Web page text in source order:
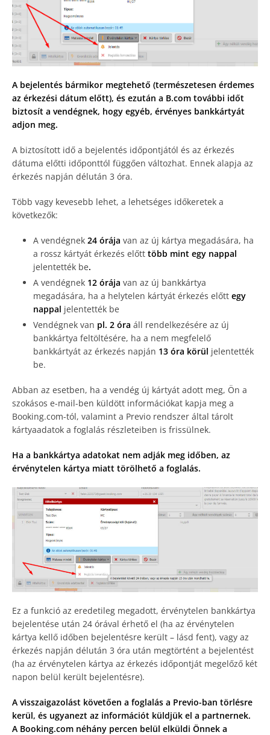
A bejelentés bármikor megtehető (természetesen érdemes
az érkezési dátum előtt), és ezután a B.com további időt
biztosít a vendégnek, hogy egyéb, érvényes bankkártyát
adjon meg.
A biztosított idő a bejelentés időpontjától és az érkezés
dátuma előtti időponttól függően változhat. Ennek alapja az
érkezés napján délután 3 óra.
Több vagy kevesebb lehet, a lehetséges időkeretek a
következők:
A vendégnek 24 órája van az új kártya megadására, ha
a rossz kártyát érkezés előtt több mint egy nappal
jelentették be.
A vendégnek 12 órája van az új bankkártya
megadására, ha a helytelen kártyát érkezés előtt egy
nappal jelentették be
Vendégnek van pl. 2 óra áll rendelkezésére az új
bankkártya feltöltésére, ha a nem megfelelő
bankkártyát az érkezés napján 13 óra körül jelentették
be.
Abban az esetben, ha a vendég új kártyát adott meg, Ön a
szokásos e-mail-ben küldött információkat kapja meg a
Booking.com-tól, valamint a Previo rendszer által tárolt
kártyaadatok a foglalás részleteiben is frissülnek.
Ha a bankkártya adatokat nem adják meg időben, az
érvénytelen kártya miatt törölhető a foglalás.
Ez a funkció az eredetileg megadott, érvénytelen bankkártya
bejelentése után 24 órával érhető el (ha az érvénytelen
kártya kellő időben bejelentésre került – lásd fent), vagy az
érkezés napján délután 3 óra után megtörtént a bejelentést
(ha az érvénytelen kártya az érkezés időpontját megelőző két
napon belül került bejelentésre).
A visszaigazolást követően a foglalás a Previo-ban törlésre
kerül, és ugyanezt az információt küldjük el a partnernek.
A Booking.com néhány percen belül elküldi Önnek a